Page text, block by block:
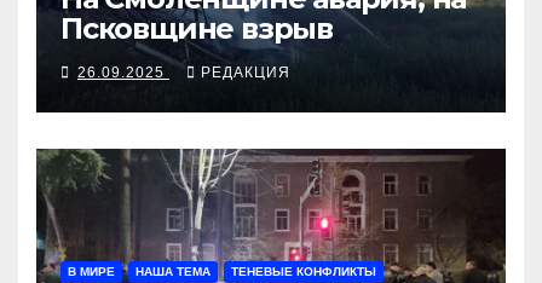
Псковщине взрыв
26.09.2025 РЕДАКЦИЯ
В МИРЕ НАША ТЕМА ТЕНЕВЫЕ КОНФЛИКТЫ